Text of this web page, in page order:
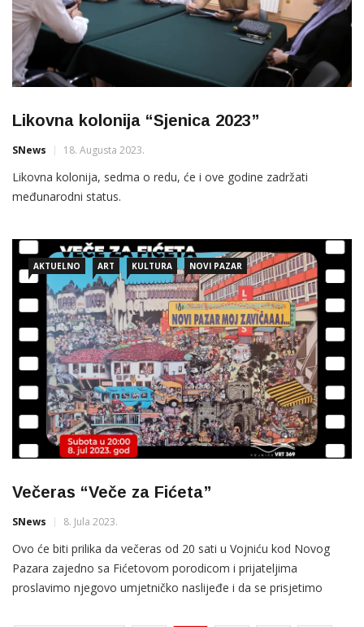
Likovna kolonija “Sjenica 2023”
SNews 18. Augusta 2023.
Likovna kolonija, sedma o redu, će i ove godine zadržati
međunarodni status.
AKTUELNO ART KULTURA NOVI PAZAR
Večeras “Veče za Fićeta”
SNews 8. Jula 2023.
Ovo će biti prilika da večeras od 20 sati u Vojniću kod Novog
Pazara zajedno sa Fićetovom porodicom i prijateljima
proslavimo njegovo umjetničko naslijeđe i da se prisjetimo